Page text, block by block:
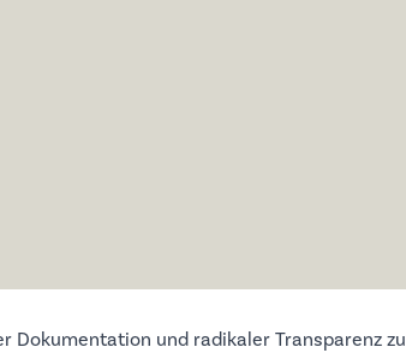
Dokumentation und radikaler Transparenz zu